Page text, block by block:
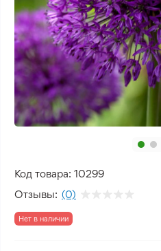
Код товара: 10299
Отзывы: (0)
Нет в наличии